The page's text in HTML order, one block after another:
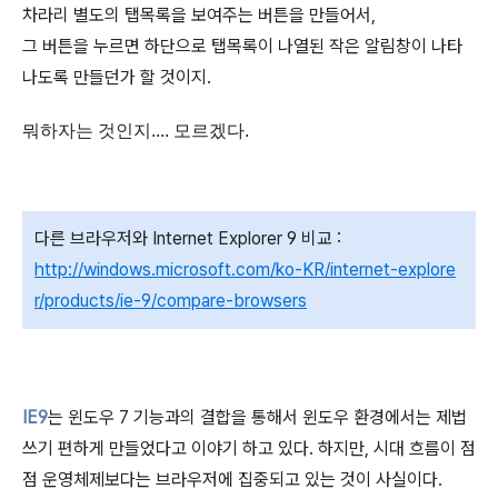
차라리 별도의 탭목록을 보여주는 버튼을 만들어서,
그 버튼을 누르면 하단으로 탭목록이 나열된 작은 알림창이 나타
나도록 만들던가 할 것이지.
뭐하자는 것인지.... 모르겠다.
다른 브라우저와 Internet Explorer 9 비교 :
http://windows.microsoft.com/ko-KR/internet-explore
r/products/ie-9/compare-browsers
IE9는 윈도우 7 기능과의 결합을 통해서 윈도우 환경에서는 제법
쓰기 편하게 만들었다고 이야기 하고 있다. 하지만, 시대 흐름이 점
점 운영체제보다는 브라우저에 집중되고 있는 것이 사실이다.